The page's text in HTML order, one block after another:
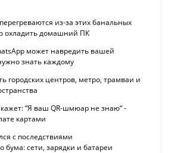
из-за этих банальных
охладить домашний ПК
может навредить вашей
знать каждому
городских центров, метро, трамваи и
“Я ваш QR-шмюар не знаю“ -
картами
с последствиями
бума: сети, зарядки и батареи